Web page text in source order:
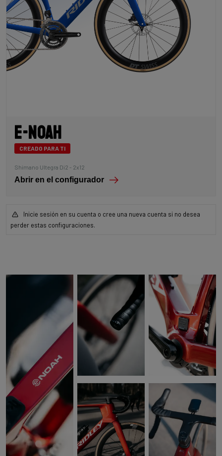
E-Noah
CREADO PARA TI
Shimano Ultegra Di2 - 2x12
Abrir en el configurador
Inicie sesión en su cuenta o cree una nueva cuenta si no desea
perder estas configuraciones.